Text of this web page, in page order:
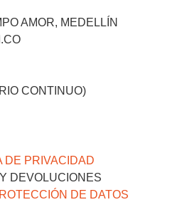
AMOR, MEDELLÍN
CONTINUO)
DE PRIVACIDAD
DEVOLUCIONES
DE DATOS